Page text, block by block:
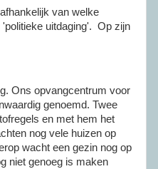
van welke
uitdaging'. Op zijn
Ons opvangcentrum voor
genoemd. Twee
en met hem het
nog vele huizen op
wacht een gezin nog op
niet genoeg is maken